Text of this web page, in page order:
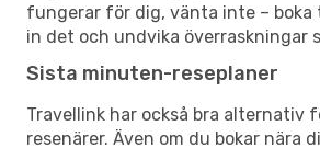
fungerar för dig, vänta inte –
in det och undvika överraskningar
Sista minuten-reseplaner
Travellink har också bra alternativ
resenärer. Även om du bokar nära